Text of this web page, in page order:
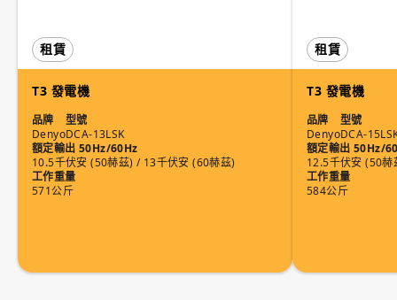
租賃
T3 發電機
品牌
Denyo
型號
DCA-13LSK
額定輸出 50Hz/60Hz
10.5千伏安 (50赫茲) / 13千伏安 (60赫茲)
工作重量
571公斤
租賃
T3 發電機
品牌
Denyo
型號
DCA-
額定輸出 50Hz/
12.5千伏安 (50
工作重量
584公斤